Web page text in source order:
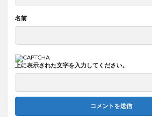
名前
上に表示された文字を入力してください。